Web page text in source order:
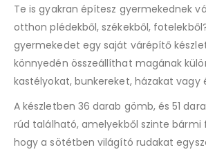
Te is gyakran építesz gyermekednek
otthon plédekből, székekből,
gyermekedet egy saját várépítő
könnyedén összeállíthat magának
kastélyokat, bunkereket, házakat vagy
A készletben 36 darab gömb, és 51
rúd található, amelyekből szinte
hogy a sötétben világító rudakat